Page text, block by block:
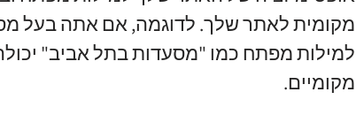
מקומית לאתר שלך. לדוגמה, אם אתה בעל
מקומיים.